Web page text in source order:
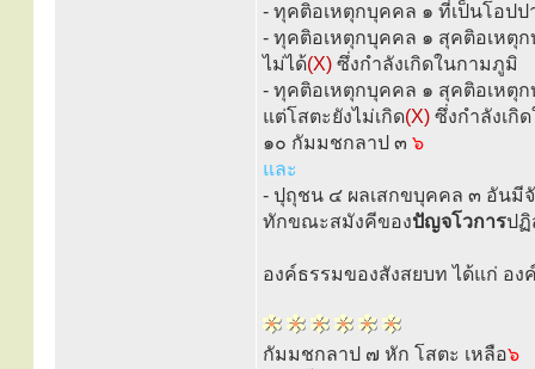
- ทุคติอเหตุกบุคคล ๑ ที่เป็นโอปป
- ทุคติอเหตุกบุคคล ๑ สุคติอเหตุ
ไม่ได้(X) ซึ่งกำลังเกิดในกามภูมิ
- ทุคติอเหตุกบุคคล ๑ สุคติอเหตุก
แต่โสตะยังไม่เกิด(X) ซึ่งกำลังเกิ
๑๐ กัมมชกลาป ๓ ๖
และ
- ปุถุชน ๔ ผลเสกขบุคคล ๓ อันมี
ทักขณะสมังคีของปัญจโวการปฏิ
องค์ธรรมของสังสยบท ได้แก่ อ
กัมมชกลาป ๗ หัก โสตะ เหลือ๖